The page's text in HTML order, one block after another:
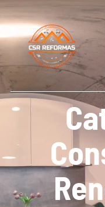
Ca
Con
Ren